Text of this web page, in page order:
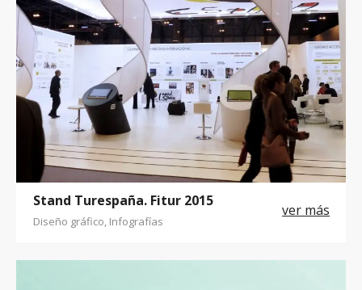
Stand Turespaña. Fitur 2015
Diseño gráfico, Infografías